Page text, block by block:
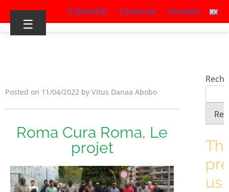
S’identifier Facebook Youtube
☰
Posted on 11/04/2022 by Vitus Danaa Abobo
Roma Cura Roma, Le
projet
us